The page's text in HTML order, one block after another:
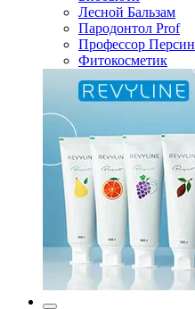
Лесной Бальзам
Пародонтол Prof
Профессор Персин
Фитокосметик